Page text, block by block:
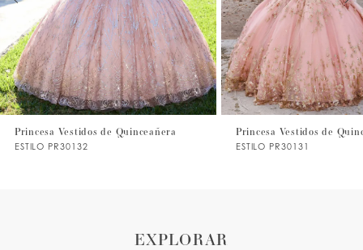
5
6
Princesa Vestidos de Quinceañera
ESTILO PR30132
Princesa Vestidos de
ESTILO PR30131
EXPLORAR